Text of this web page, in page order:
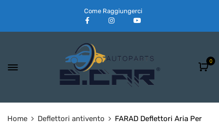
Come Raggiungerci
0
Home Deflettori antivento
FARAD Deflettori Aria Per